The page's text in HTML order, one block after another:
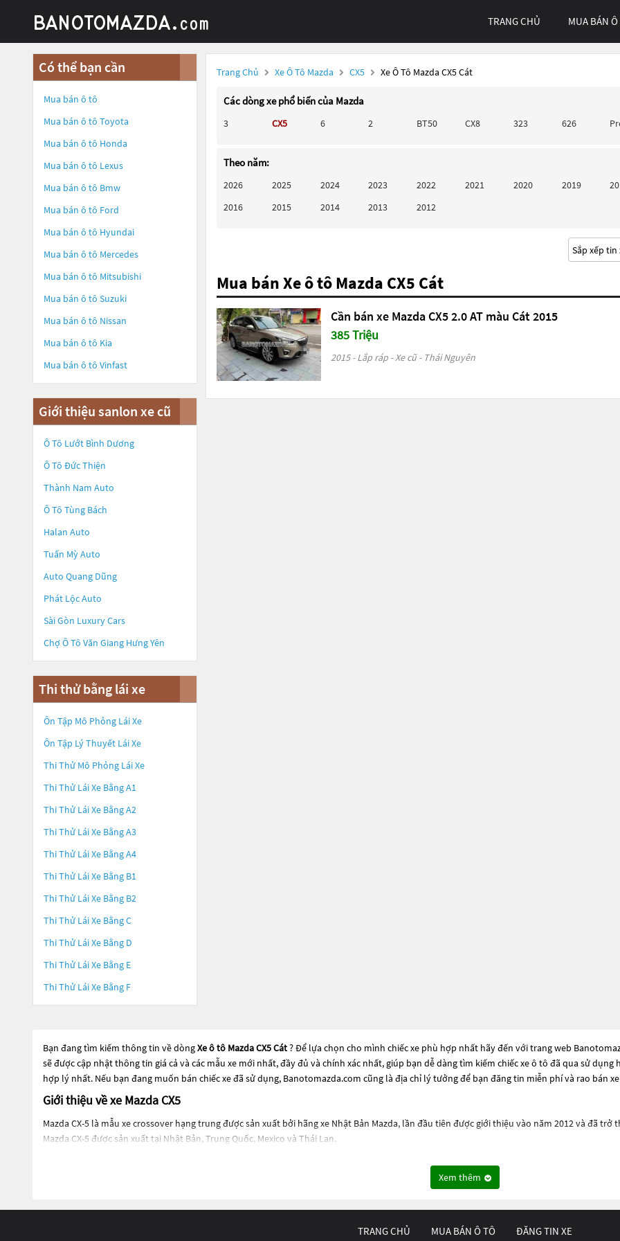
TRANG CHỦ MUA BÁN
Có thể bạn cần
Mua bán ô tô
Mua bán ô tô Toyota
Mua bán ô tô Honda
Mua bán ô tô Lexus
Mua bán ô tô Bmw
Mua bán ô tô Ford
Mua bán ô tô Hyundai
Mua bán ô tô Mercedes
Mua bán ô tô Mitsubishi
Mua bán ô tô Suzuki
Mua bán ô tô Nissan
Mua bán ô tô Kia
Mua bán ô tô Vinfast
Giới thiệu sanlon xe cũ
Ô Tô Lướt Bình Dương
Ô Tô Đức Thiện
Thành Nam Auto
Ô Tô Tùng Bách
Halan Auto
Tuấn Mỳ Auto
Auto Quang Dũng
Phát Lộc Auto
Sài Gòn Luxury Cars
Chợ Ô Tô Văn Giang Hưng Yên
Thi thử bằng lái xe
Ôn Tập Mô Phỏng Lái Xe
Ôn Tập Lý Thuyết Lái Xe
Thi Thử Mô Phỏng Lái Xe
Thi Thử Lái Xe Bằng A1
Thi Thử Lái Xe Bằng A2
Thi Thử Lái Xe Bằng A3
Thi Thử Lái Xe Bằng A4
Thi Thử Lái Xe Bằng B1
Thi Thử Lái Xe Bằng B2
Thi Thử Lái Xe Bằng C
Thi Thử Lái Xe Bằng D
Thi Thử Lái Xe Bằng E
Thi Thử Lái Xe Bằng F
Trang Chủ Xe Ô Tô Mazda CX5 Xe Ô Tô Mazda CX5 Cát
Các dòng xe phổ biến của Mazda
3 CX5 6 2 BT50 CX8 323 626
Theo năm:
2026 2025 2024 2023 2022 2021 2020 2019
2016
2015 2014 2013 2012
Mua bán Xe ô tô Mazda CX5 Cát
Cần bán xe Mazda CX5 2.0 AT màu Cát 2015
385 Triệu
2015 - Lắp ráp - Xe cũ - Thái Nguyên
Bạn đang tìm kiếm thông tin về dòngXe ô tô Mazda CX5 Cát? Để lựa chọn cho mình chiếc xe phù hợp nhất hãy đến với trang web
sẽ được cập nhật thông tin giá cả và các mẫu xe mới nhất, đầy đủ và chính xác nhất, giúp bạn dễ dàng tìm kiếm chiếc xe ô tô đã qua sử
hợp lý nhất. Nếu bạn đang muốn bán chiếc xe đã sử dụng, Banotomazda.com cũng là địa chỉ lý tưởng để bạn đăng tin miễn phí và rao bán
Giới thiệu về xe Mazda CX5
Mazda CX-5 là mẫu xe crossover hạng trung được sản xuất bởi hãng xe Nhật Bản Mazda, lần đầu tiên được giới thiệu vào năm 2012 và đã
Mazda CX-5 được sản xuất tại Nhật Bản, Trung Quốc, Mexico và Thái Lan.
nhấn của thiết kế là lưới tản nhiệt lớn và đèn LED đặc trưng ở phía trước, cùng với dải đèn hậu dài và tạo điểm nhấn ở phía sau.
kiệm nhiên liệu.
Ngoài ra, Mazda CX-5 còn được trang bị nhiều tính năng tiện ích như hệ thống giải trí với màn hình cảm ứng, hệ thống âm thanh Bose, hệ
Xem thêm
TRANG CHỦ MUA BÁN Ô TÔ ĐĂNG TIN XE